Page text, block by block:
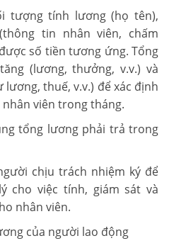
tượng tính lương (họ tên),
tin nhân viên, chấm
số tiền tương ứng. Tổng
(lương, thưởng, v.v.) và
thuế, v.v.) để xác định
viên trong tháng.
tổng lương phải trả trong
chịu trách nhiệm ký để
cho việc tính, giám sát và
nhân viên.
của người lao động